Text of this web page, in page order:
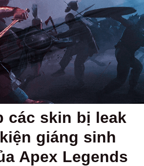
các skin bị leak
giáng sinh
Apex Legends